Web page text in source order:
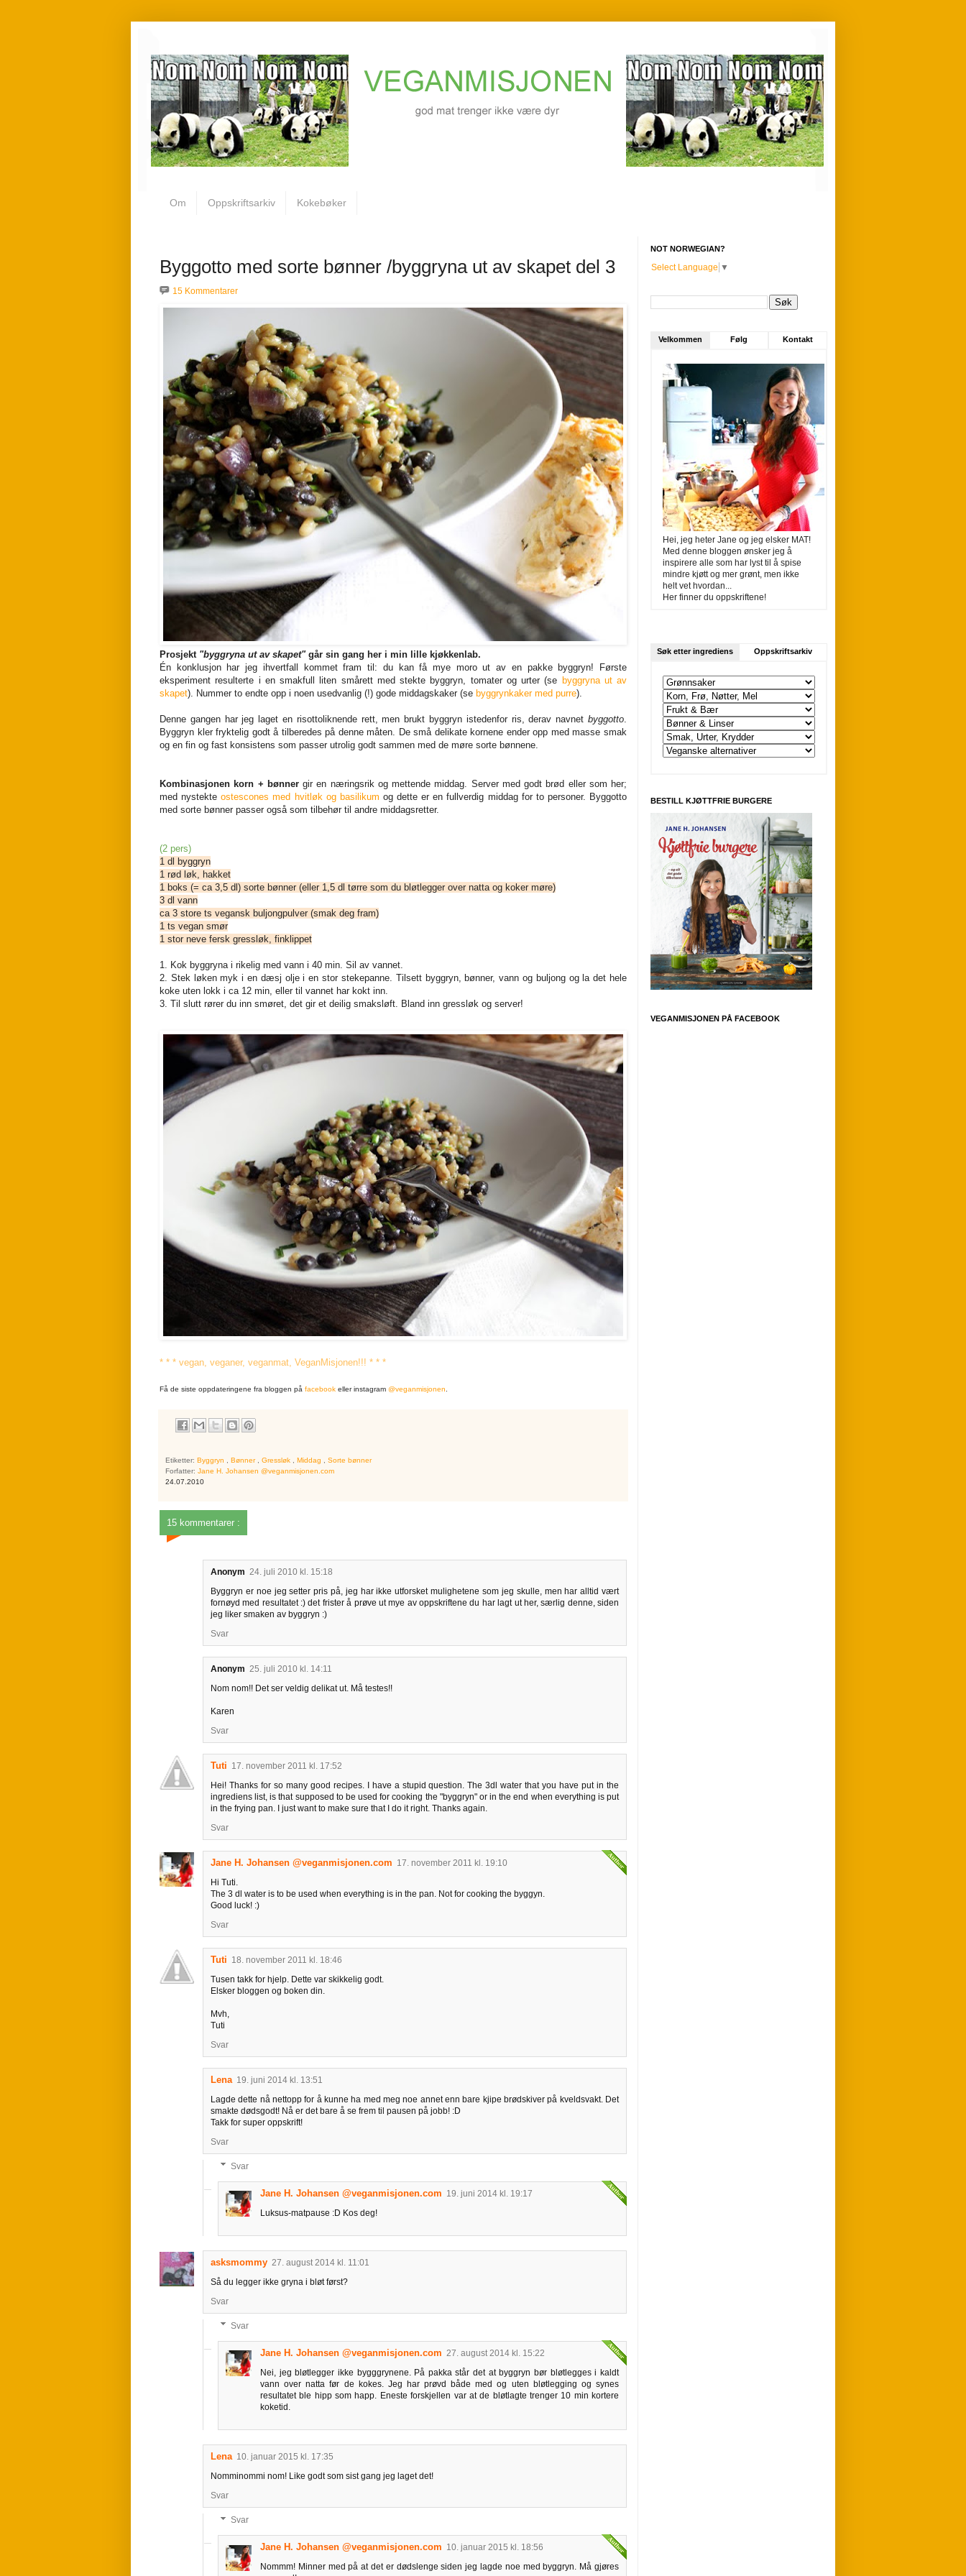
Om Oppskriftsarkiv Kokebøker
Byggotto med sorte bønner /byggryna ut av skapet del 3
15 Kommentarer
Prosjekt "byggryna ut av skapet" går sin gang her i min lille kjøkkenlab.
Én konklusjon har jeg ihvertfall kommet fram til: du kan få mye moro ut av en pakke byggryn! Første
eksperiment resulterte i en smakfull liten smårett med stekte byggryn, tomater og urter (se byggryna ut av
skapet). Nummer to endte opp i noen usedvanlig (!) gode middagskaker (se byggrynkaker med purre).
Denne gangen har jeg laget en risottoliknende rett, men brukt byggryn istedenfor ris, derav navnet byggotto
Byggryn kler fryktelig godt å tilberedes på denne måten. De små delikate kornene ender opp med masse smak
og en fin og fast konsistens som passer utrolig godt sammen med de møre sorte bønnene.
Kombinasjonen korn + bønnergir en næringsrik og mettende middag. Server med godt brød eller som her;
med nystekteostescones med hvitløk og basilikum og dette er en fullverdig middag for to personer. Byggotto
med sorte bønner passer også som tilbehør til andre middagsretter.
(2 pers)
1 dl byggryn
1 rød løk, hakket
1 boks (= ca 3,5 dl) sorte bønner (eller 1,5 dl tørre som du bløtlegger over natta og koker møre)
3 dl vann
ca 3 store ts vegansk buljongpulver (smak deg fram)
1 ts vegan smør
1 stor neve fersk gressløk, finklippet
1. Kok byggryna i rikelig med vann i 40 min. Sil av vannet.
2. Stek løken myk i en dæsj olje i en stor stekepanne. Tilsett byggryn, bønner, vann og buljong og la det hele
koke uten lokk i ca 12 min, eller til vannet har kokt inn.
3. Til slutt rører du inn smøret, det gir et deilig smaksløft. Bland inn gressløk og server!
* * * vegan, veganer, veganmat, VeganMisjonen!!! * * *
Få de siste oppdateringene fra bloggen på facebook eller instagram @veganmisjonen
Etiketter: Byggryn Bønner Gressløk Middag
Sorte bønner
Forfatter: Jane H. Johansen @veganmisjonen.com
24.07.2010
15 kommentarer :
Anonym 24. juli 2010 kl. 15:18
Byggryn er noe jeg setter pris på, jeg har ikke utforsket mulighetene som jeg skulle, men har alltid vært
fornøyd med resultatet :) det frister å prøve ut mye av oppskriftene du har lagt ut her, særlig denne, siden
jeg liker smaken av byggryn :)
Svar
Anonym 25. juli 2010 kl. 14:11
Nom nom!! Det ser veldig delikat ut. Må testes!!
Karen
Svar
Tuti 17. november 2011 kl. 17:52
Hei! Thanks for so many good recipes. I have a stupid question. The 3dl water that you have put in the
ingrediens list, is that supposed to be used for cooking the "byggryn" or in the end when everything is put
in the frying pan. I just want to make sure that I do it right. Thanks again.
Svar
Jane H. Johansen @veganmisjonen.com 17. november 2011 kl. 19:10
Hi Tuti.
The 3 dl water is to be used when everything is in the pan. Not for cooking the byggyn.
Good luck! :)
Svar
Tuti 18. november 2011 kl. 18:46
Tusen takk for hjelp. Dette var skikkelig godt.
Elsker bloggen og boken din.
Mvh,
Tuti
Svar
Lena 19. juni 2014 kl. 13:51
Lagde dette nå nettopp for å kunne ha med meg noe annet enn bare kjipe brødskiver på kveldsvakt. Det
smakte dødsgodt! Nå er det bare å se frem til pausen på jobb! :D
Takk for super oppskrift!
Svar
Svar
Jane H. Johansen @veganmisjonen.com 19. juni 2014 kl. 19:17
Luksus-matpause :D Kos deg!
asksmommy 27. august 2014 kl. 11:01
Så du legger ikke gryna i bløt først?
Svar
Svar
Jane H. Johansen @veganmisjonen.com 27. august 2014 kl. 15:22
Nei, jeg bløtlegger ikke bygggrynene. På pakka står det at byggryn bør bløtlegges i kaldt
vann over natta før de kokes. Jeg har prøvd både med og uten bløtlegging og synes
resultatet ble hipp som happ. Eneste forskjellen var at de bløtlagte trenger 10 min kortere
koketid.
Lena 10. januar 2015 kl. 17:35
Nomminommi nom! Like godt som sist gang jeg laget det!
Svar
Svar
Jane H. Johansen @veganmisjonen.com 10. januar 2015 kl. 18:56
Nommm! Minner med på at det er dødslenge siden jeg lagde noe med byggryn. Må gjøres
NOT NORWEGIAN?
Select Language ▼
Velkommen Følg Kontakt
Hei, jeg heter Jane og jeg elsker MAT!
Med denne bloggen ønsker jeg å
inspirere alle som har lyst til å spise
mindre kjøtt og mer grønt, men ikke
helt vet hvordan...
Her finner du oppskriftene!
Søk etter ingrediens Oppskriftsarkiv
BESTILL KJØTTFRIE BURGERE
VEGANMISJONEN PÅ FACEBOOK